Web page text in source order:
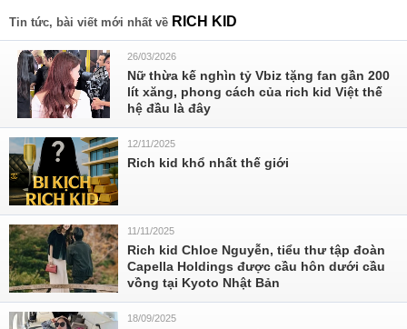
Tin tức, bài viết mới nhất về RICH KID
26/03/2026
Nữ thừa kế nghìn tỷ Vbiz tặng fan gần 200
lít xăng, phong cách của rich kid Việt thế
hệ đầu là đây
12/11/2025
Rich kid khổ nhất thế giới
11/11/2025
Rich kid Chloe Nguyễn, tiểu thư tập đoàn
Capella Holdings được cầu hôn dưới cầu
vồng tại Kyoto Nhật Bản
18/09/2025